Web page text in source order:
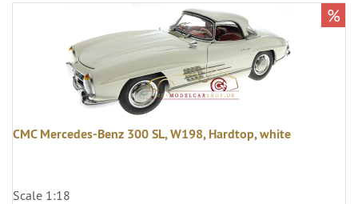
CMC Mercedes-Benz 300 SL, W198, Hardtop, white
Scale 1:18
%